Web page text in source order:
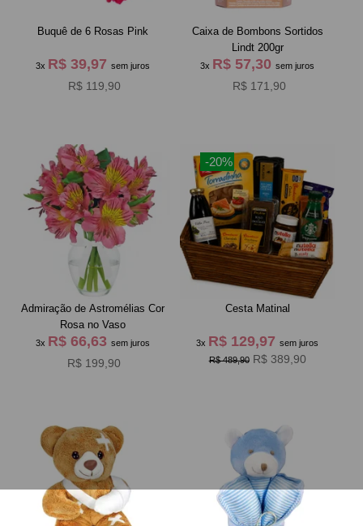
Buquê de 6 Rosas Pink
3x R$ 39,97 sem juros
R$ 119,90
Caixa de Bombons Sortidos
Lindt 200gr
3x R$ 57,30sem juros
R$ 171,90
Admiração de Astromélias Cor
Rosa no Vaso
3x R$ 66,63 sem juros
R$ 199,90
-20%
Cesta Matinal
3x R$ 129,97sem juros
R$ 489,90 R$ 389,90